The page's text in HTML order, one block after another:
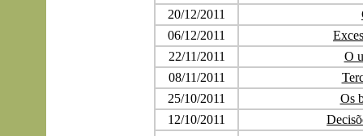
20/12/2011
06/12/2011
22/11/2011
O
08/11/2011
25/10/2011
Os
12/10/2011